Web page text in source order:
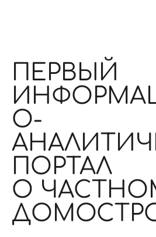
ПЕРВЫЙ
О-
ПОРТАЛ
О